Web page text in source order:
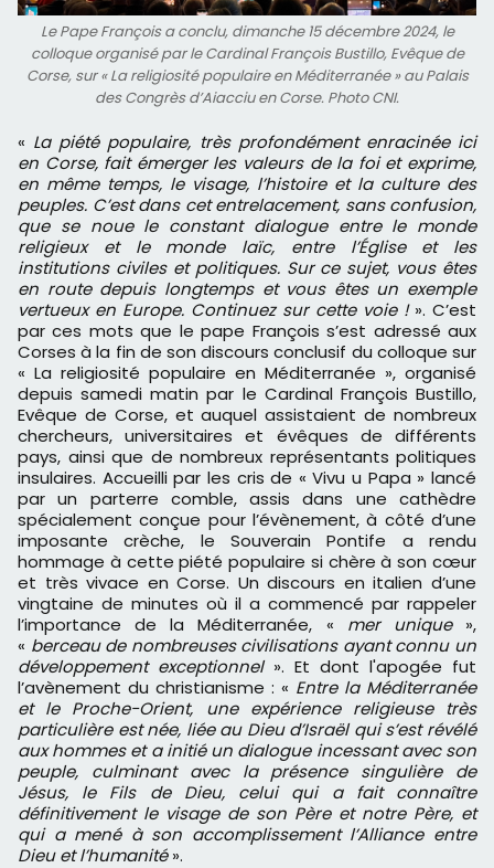
Le Pape François a conclu, dimanche 15 décembre 2024, le
colloque organisé par le Cardinal François Bustillo, Evêque de
Corse, sur « La religiosité populaire en Méditerranée » au Palais
des Congrès d’Aiacciu en Corse. Photo CNI.
« La piété populaire, très profondément enracinée ici
en Corse, fait émerger les valeurs de la foi et exprime,
en même temps, le visage, l’histoire et la culture des
peuples. C’est dans cet entrelacement, sans confusion,
que se noue le constant dialogue entre le monde
religieux et le monde laïc, entre l’Église et les
institutions civiles et politiques. Sur ce sujet, vous êtes
en route depuis longtemps et vous êtes un exemple
vertueux en Europe. Continuez sur cette voie !». C’est
par ces mots que le pape François s’est adressé aux
Corses à la fin de son discours conclusif du colloque sur
« La religiosité populaire en Méditerranée », organisé
depuis samedi matin par le Cardinal François Bustillo,
Evêque de Corse, et auquel assistaient de nombreux
chercheurs, universitaires et évêques de différents
pays, ainsi que de nombreux représentants politiques
insulaires. Accueilli par les cris de « Vivu u Papa » lancé
par un parterre comble, assis dans une cathèdre
spécialement conçue pour l’évènement, à côté d’une
imposante crèche, le Souverain Pontife a rendu
hommage à cette piété populaire si chère à son cœur
et très vivace en Corse. Un discours en italien d’une
vingtaine de minutes où il a commencé par rappeler
l’importance de la Méditerranée, « mer unique»,
« berceau de nombreuses civilisations ayant connu un
développement exceptionnel». Et dont l'apogée fut
l’avènement du christianisme : « Entre la Méditerranée
et le Proche-Orient, une expérience religieuse très
particulière est née, liée au Dieu d’Israël qui s’est révélé
aux hommes et a initié un dialogue incessant avec son
peuple, culminant avec la présence singulière de
Jésus, le Fils de Dieu, celui qui a fait connaître
définitivement le visage de son Père et notre Père, et
qui a mené à son accomplissement l’Alliance entre
Dieu et l’humanité».